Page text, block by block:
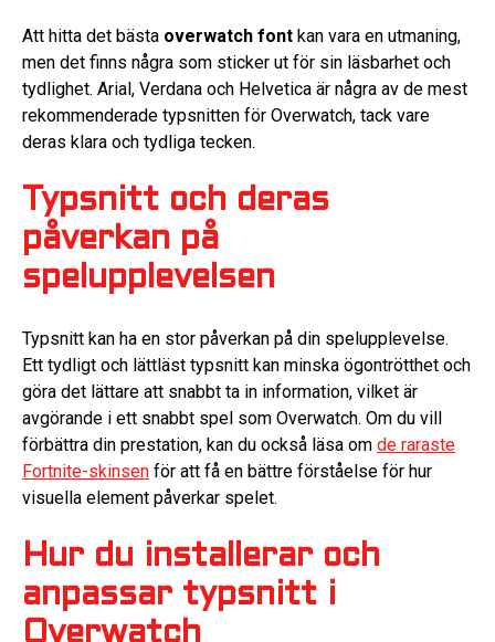
Att hitta det bästa overwatch font kan vara en utmaning,
men det finns några som sticker ut för sin läsbarhet och
tydlighet. Arial, Verdana och Helvetica är några av de mest
rekommenderade typsnitten för Overwatch, tack vare
deras klara och tydliga tecken.
Typsnitt och deras
påverkan på
spelupplevelsen
Typsnitt kan ha en stor påverkan på din spelupplevelse.
Ett tydligt och lättläst typsnitt kan minska ögontrötthet och
göra det lättare att snabbt ta in information, vilket är
avgörande i ett snabbt spel som Overwatch. Om du vill
förbättra din prestation, kan du också läsa om de raraste
Fortnite-skinsen för att få en bättre förståelse för hur
visuella element påverkar spelet.
Hur du installerar och
anpassar typsnitt i
Overwatch